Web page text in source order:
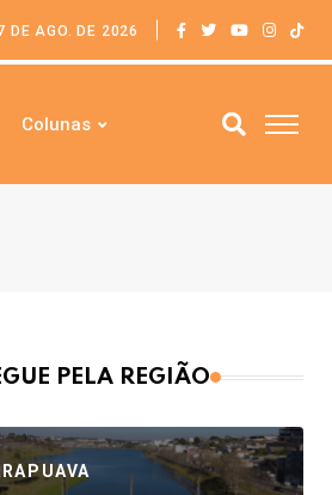
DE AGO. DE 2026
Colunas
PELA REGIÃO